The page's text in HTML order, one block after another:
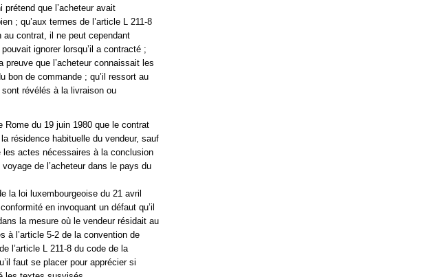
que l’acheteur avait
; qu’aux termes de l’article L 211-8
au contrat, il ne peut cependant
ignorer lorsqu’il a contracté ;
preuve que l’acheteur connaissait les
bon de commande ; qu’il ressort au
révélés à la livraison ou
Rome du 19 juin 1980 que le contrat
résidence habituelle du vendeur, sauf
les actes nécessaires à la conclusion
de l’acheteur dans le pays du
la loi luxembourgeoise du 21 avril
en invoquant un défaut qu’il
la mesure où le vendeur résidait au
à l’article 5-2 de la convention de
l’article L 211-8 du code de la
faut se placer pour apprécier si